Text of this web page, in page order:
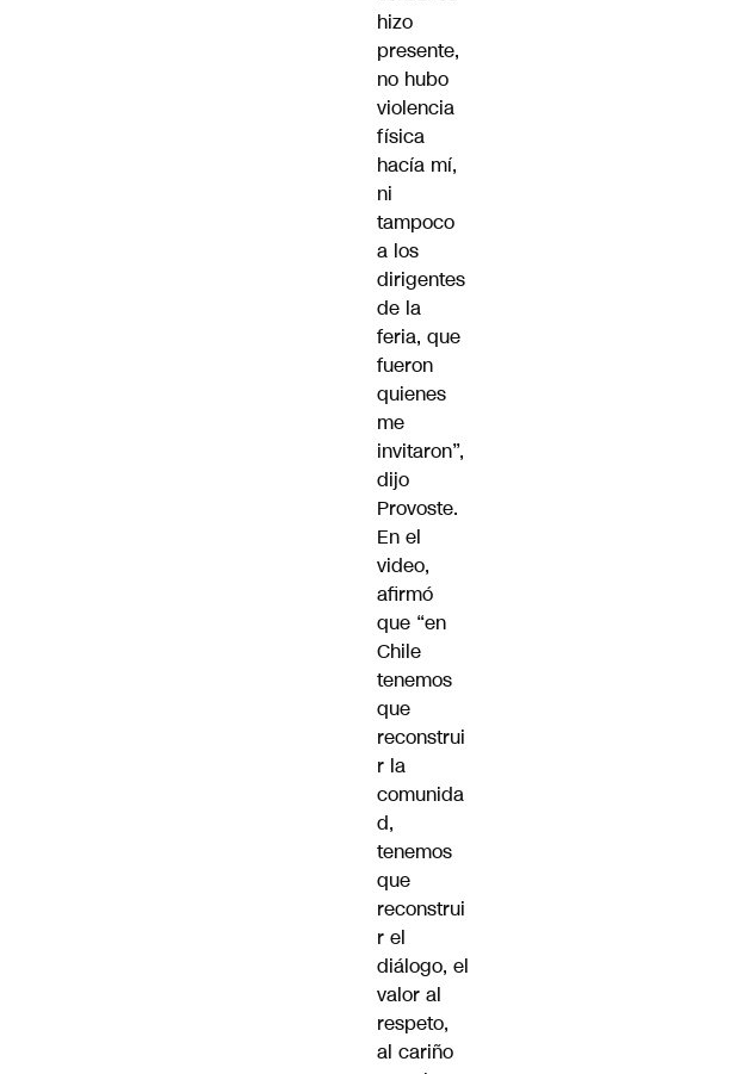
hizo
presente,
no hubo
violencia
física
hacía mí,
ni
tampoco
a los
dirigentes
de la
feria, que
fueron
quienes
me
invitaron”,
dijo
Provoste.
En el
video,
afirmó
que “en
Chile
tenemos
que
reconstrui
r la
comunida
d,
tenemos
que
reconstrui
r el
diálogo, el
valor al
respeto,
al cariño